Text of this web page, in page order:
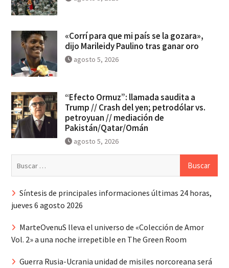
«Corrí para que mi país se la gozara»,
dijo Marileidy Paulino tras ganar oro
agosto 5, 2026
“Efecto Ormuz”: llamada saudita a
Trump // Crash del yen; petrodólar vs.
petroyuan // mediación de
Pakistán/Qatar/Omán
agosto 5, 2026
Síntesis de principales informaciones últimas 24 horas,
jueves 6 agosto 2026
MarteOvenuS lleva el universo de «Colección de Amor
Vol. 2» a una noche irrepetible en The Green Room
Guerra Rusia-Ucrania unidad de misiles norcoreana será